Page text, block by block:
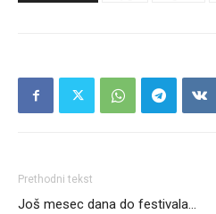
Prethodni tekst
Još mesec dana do festivala…